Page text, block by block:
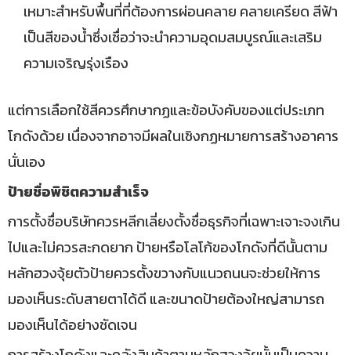
เหมาะสำหรับพื้นที่ที่ต้องการผ่อนคลาย คลายเครียด สีฟ้า
เป็นสีของน้ำซึ่งเชื่อว่าจะนำความอุดมสมบูรณ์และเสริม
ความเจริญรุ่งเรือง
แต่การเลือกใช้สีควรศึกษากฏและข้อบังคับของแต่ประเภท
โกดังด้วย เนื่องจากอาจมีผลในเชิงกฏหมายการสร้างอาคาร
นั่นเอง
ป้ายชื่อ​พิชิตความสำเร็จ
การตั้งชื่อบริษัทควรหลีกเลี่ยงตั้งชื่อธุรกิจที่เฉพาะเจาะจงเกิน
ไปและไม่ควรสะกดยาก ป้ายหรือโลโก้ของโกดังที่ดีนั้นตาม
หลักฮวงจุ้ยตัวป้ายควรตั้งขวางกับแนวถนนจะช่วยให้การ
มองเห็นระดับสายตาได้ดี และขนาดป้ายต้องใหญ่สามารถ
มองเห็นได้อย่างชัดเจน